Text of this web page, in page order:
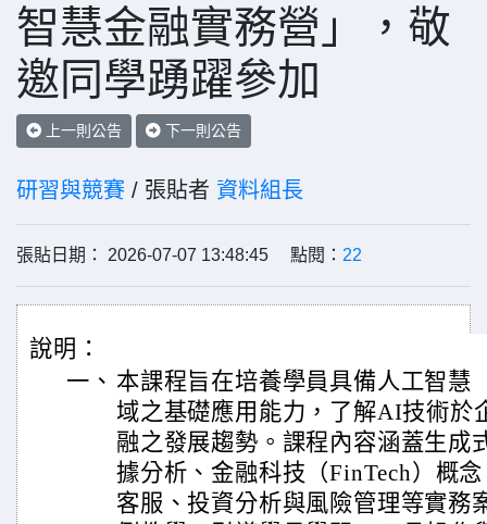
智慧金融實務營」，敬
邀同學踴躍參加
上一則公告 下一則公告
研習與競賽 / 張貼者 資料組長
張貼日期： 2026-07-07 13:48:45 點閱： 22
說明：
一、 本課程旨在培養學員具備人工智慧
域之基礎應用能力，了解AI技術於
融之發展趨勢。課程內容涵蓋生成
據分析、金融科技（FinTech）概
客服、投資分析與風險管理等實務